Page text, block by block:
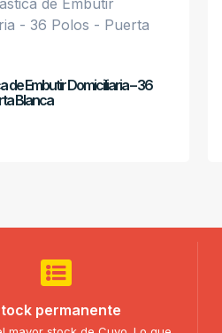
de Embutir Domiciliaria – 36
Blanca
permanente